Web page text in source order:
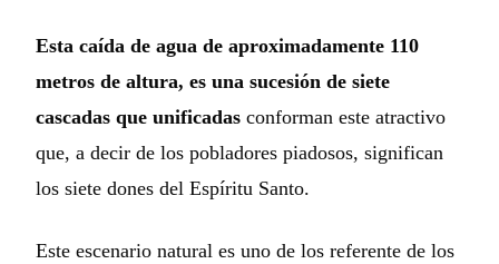
Esta caída de agua de aproximadamente 110
metros de altura, es una sucesión de siete
cascadas que unificadas conforman este atractivo
que, a decir de los pobladores piadosos, significan
los siete dones del Espíritu Santo.
Este escenario natural es uno de los referente de los